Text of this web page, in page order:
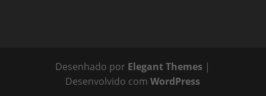
Desenhado por Elegant Themes |
Desenvolvido comWordPress